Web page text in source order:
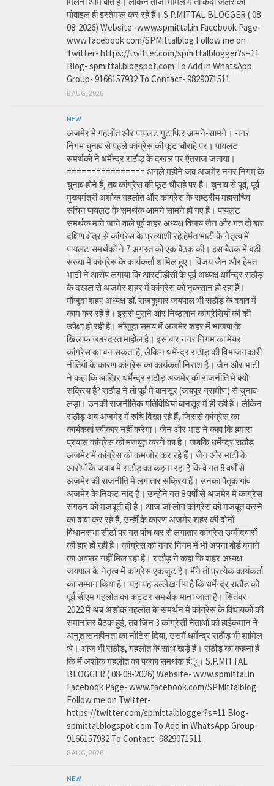
मोबाइल ही इस्तेमाल कर रहे हैं। S.P.MITTAL BLOGGER ( 08-
08-2026) Website- www.spmittal.in Facebook Page-
www.facebook.com/SPMittalblog Follow me on
Twitter- https://twitter.com/spmittalblogger?s=11
Blog- spmittal.blogspot.com To Add in WhatsApp
Group- 9166157932 To Contact- 9829071511
8 AUG, 2026
NEW
अजमेर में गहलोत और पायलट गुट फिर आमने-सामने। नगर
निगम चुनाव से पहले कांग्रेस की फूट चौराहे पर। पायलट
समर्थकों ने धर्मेन्द्र राठौड़ के दखल पर ऐतराज जताया।
================ अगले महीने जब अजमेर नगर निगम के
चुनाव होने हैं, तब कांग्रेस की फूट चौराहे पर है। चुनाव से पूर्व, पूर्व
मुख्यमंत्री अशोक गहलोत और कांग्रेस के राष्ट्रीय महासचिव
सचिन पायलट के समर्थक आमने सामने हो गए है। पायलट
समर्थक माने जाने वाले पूर्व शहर अध्यक्ष विजय जैन और गत दो बार
दक्षिण क्षेत्र से कांग्रेस के प्रत्याशी रहे हेमंत भाटी के नेतृत्व में
पायलट समर्थकों ने 7 अगस्त को एक बैठक की। इस बैठक में बड़ी
संख्या में कांग्रेस के कार्यकर्ता शामिल हुए। विजय जैन और हेमंत
भाटी ने आरोप लगाया कि आरटीडीसी के पूर्व अध्यक्ष धर्मेन्द्र राठौड़
के दखल से अजमेर शहर में कांग्रेस को नुकसान हो रहा है।
मौजूदा शहर अध्यक्ष डॉ. राजकुमार जयपाल भी राठौड़ के दबाव में
काम कर रहे हैं। इससे पुराने और निष्ठावान कांग्रेसियों की की
उपेक्षा हो रही है। मौजूदा समय में अजमेर शहर में भाजपा के
खिलाफ जबरदस्त माहोल है। इस बार नगर निगम का मेयर
कांग्रेस का बन सकता है, लेकिन धर्मेन्द्र राठौड़ की विभाजनकारी
नीतियों के कारण कांग्रेस का कार्यकर्ता निराश है। जैन और भाटी
ने कहा कि आखिर धर्मेन्द्र राठौड़ अजमेर की राजनीति में क्यों
सक्रिय हैै? राठौड़ ने तो पूर्व में बानसूर (जयपुर ग्रामीण) से चुनाव
लड़ा। उनकी राजनीतिक गतिविधियां बानसूर में ही रही है। लेकिन
राठौड़ अब अजमेर में रुचि दिखा रहे हैं, जिससे कांग्रेस का
कार्यकर्ता स्वीकार नहीं करेगा। जैन और भाट ने कहा कि हमारा
प्रयास कांग्रेस को मजबूत करने का है। जबकि धर्मेन्द्र राठौड़
अजमेर में कांग्रेस को कमजोर कर रहे हैं। जैन और भाटी के
आरोपों के जवाब में राठौड़ का कहना रहा है कि वे गत 8 वर्षों से
अजमेर की राजनीति में लगातार सक्रिय हैं। उनका पैतृक गांव
अजमेर के निकट नांद है। उन्होंने गत 8 वर्षों से अजमेर में कांग्रेस
संगठन को मजबूती दी है। आज जो लोग कांग्रेस को मजबूत करने
का दावा कर रहे हैं, उन्हीं के कारण अजमेर शहर की दोनों
विधानसभा सीटों पर गत पांच बार से लगातार कांग्रेस उम्मीदवारों
की हार हो रही है। कांग्रेस को नगर निगम में भी अपना बोर्ड बनाने
का अवसर नहीं मिल रहा है। राठौड़ ने कहा कि शहर अध्यक्ष
जयपाल के नेतृत्व में कांग्रेस एकजुट है। मैंने तो प्रत्येक कार्यकर्ता
का सम्मान किया है। यहां यह उल्लेखनीय है कि धर्मेन्द्र राठौड़ को
पूर्व सीएम गहलोत का कट्टर समर्थक माना जाता है। सितंबर
2022 में अब अशोक गहलोत के समर्थन में कांग्रेस के विधायकों की
समानांतर बैठक हुई, तब जिन 3 कांग्रेसी नेताओं को हाईकमान ने
अनुशासनहीनता का नोटिस दिया, उसमें धर्मेन्द्र राठौड़ भी शामिल
थे। आज भी राठौड़, गहलोत के साथ खड़े हैं। राठौड़ का कहना है
कि मैं अशोक गहलोत का पक्का समर्थक हंू। S.P.MITTAL
BLOGGER ( 08-08-2026) Website- www.spmittal.in
Facebook Page- www.facebook.com/SPMittalblog
Follow me on Twitter-
https://twitter.com/spmittalblogger?s=11 Blog-
spmittal.blogspot.com To Add in WhatsApp Group-
9166157932 To Contact- 9829071511
8 AUG, 2026
NEW